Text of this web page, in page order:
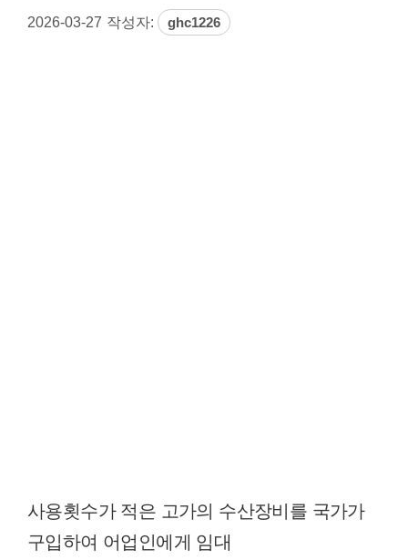
2026-03-27 작성자: ghc1226
사용횟수가 적은 고가의 수산장비를 국가가
구입하여 어업인에게 임대